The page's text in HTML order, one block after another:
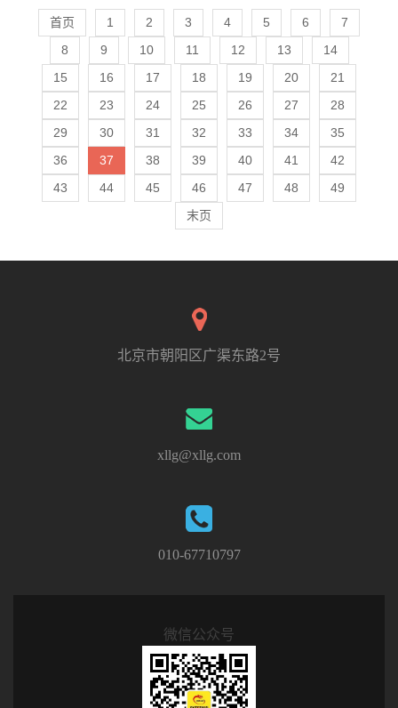
首页 1 2 3 4 5 6
7
8
9 10 11 12 13
14
15
16 17 18 19 20
21
22
23 24 25 26 27
28
29
30 31 32 33 34
35
36
37 38 39 40 41
42
43
44 45 46 47 48
49
末页
北京市朝阳区广渠东路2号
xllg@xllg.com
010-67710797
微信公众号